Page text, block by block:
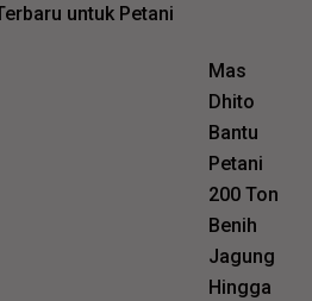
untuk Petani
Mas
Dhito
Bantu
Petani
200 Ton
Benih
Jagung
Hingga